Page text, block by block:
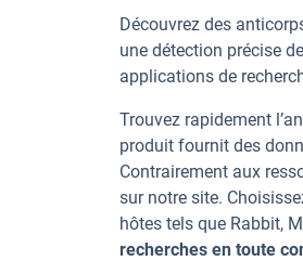
Découvrez des
une détection précise
applications de
Trouvez rapidement
produit fournit des
Contrairement aux
sur notre site.
hôtes tels que Rabbit,
recherches en toute